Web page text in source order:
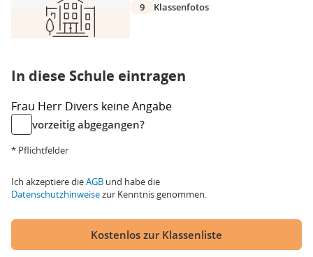
9
Klassenfotos
In diese Schule eintragen
Frau Herr Divers keine Angabe
vorzeitig abgegangen?
* Pflichtfelder
Ich akzeptiere dieAGB und habe die
Datenschutzhinweisezur Kenntnis genommen.
Kostenlos zur Klassenliste